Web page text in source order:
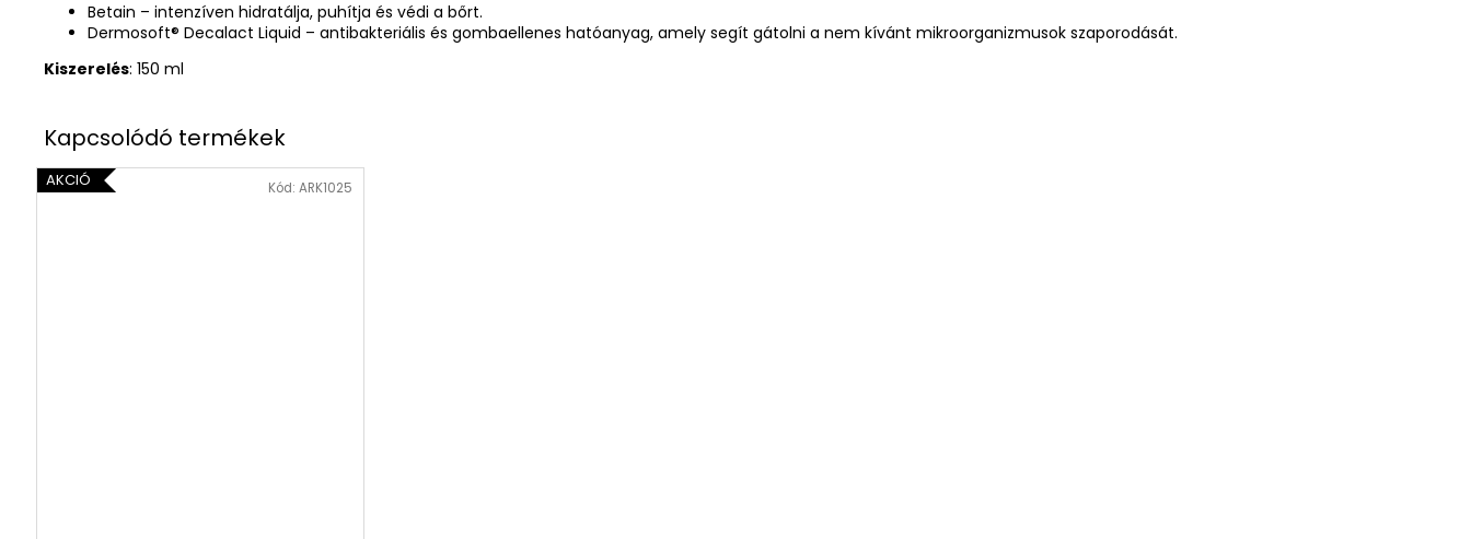
Betain – intenzíven hidratálja, puhítja és védi a bőrt.
Dermosoft® Decalact Liquid – antibakteriális és gombaellenes hatóanyag, amely segít gátolni a nem kívánt mikroorganizmusok szaporodását.
Kiszerelés: 150 ml
AKCIÓ Kód: ARK1025